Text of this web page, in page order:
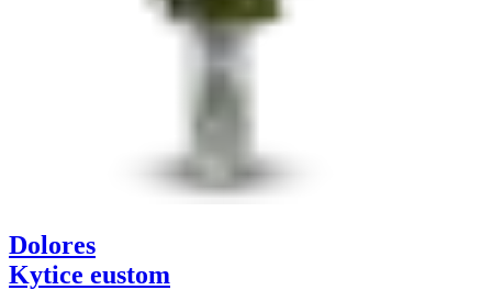
Dolores
Kytice eustom